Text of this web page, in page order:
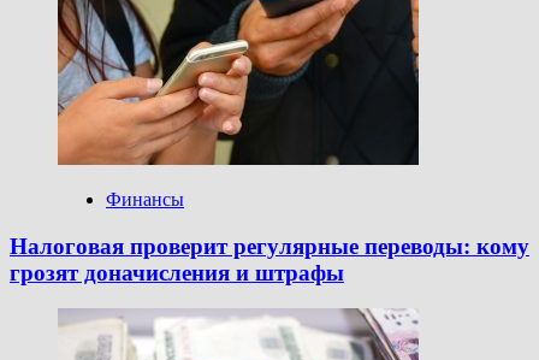
Финансы
Налоговая проверит регулярные переводы: кому
грозят доначисления и штрафы